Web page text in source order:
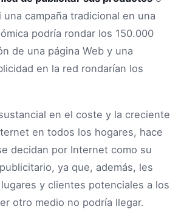
campaña tradicional en una
podría rondar los 150.000
de una página Web y una
en la red rondarían los
en el coste y la creciente
en todos los hogares, hace
decidan por Internet como su
ya que, además, les
y clientes potenciales a los
otro medio no podría llegar.